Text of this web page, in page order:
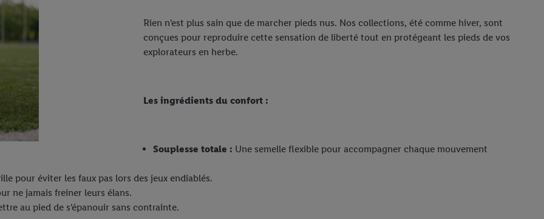
Rien n'est plus sain que de marcher pieds nus. Nos collections, été comme hiver, sont
conçues pour reproduire cette sensation de liberté tout en protégeant les pieds de vos
explorateurs en herbe.
Les ingrédients du confort :
Souplesse totale : Une semelle flexible pour accompagner chaque mouvement
pour éviter les faux pas lors des jeux endiablés.
ne jamais freiner leurs élans.
au pied de s'épanouir sans contrainte.